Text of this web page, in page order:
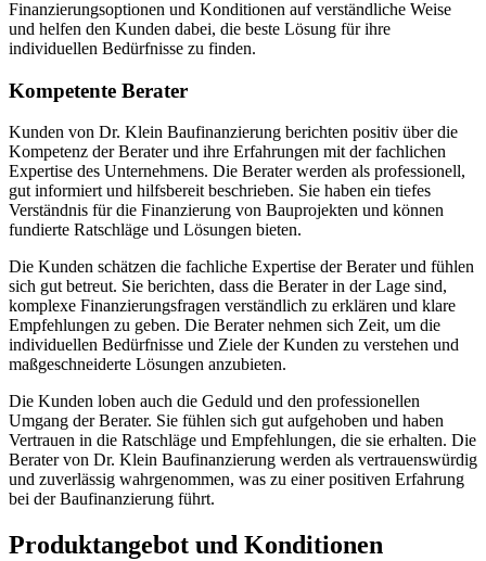
Finanzierungsoptionen und Konditionen auf verständliche Weise
und helfen den Kunden dabei, die beste Lösung für ihre
individuellen Bedürfnisse zu finden.
Kompetente Berater
Kunden von Dr. Klein Baufinanzierung berichten positiv über die
Kompetenz der Berater und ihre Erfahrungen mit der fachlichen
Expertise des Unternehmens. Die Berater werden als professionell,
gut informiert und hilfsbereit beschrieben. Sie haben ein tiefes
Verständnis für die Finanzierung von Bauprojekten und können
fundierte Ratschläge und Lösungen bieten.
Die Kunden schätzen die fachliche Expertise der Berater und fühlen
sich gut betreut. Sie berichten, dass die Berater in der Lage sind,
komplexe Finanzierungsfragen verständlich zu erklären und klare
Empfehlungen zu geben. Die Berater nehmen sich Zeit, um die
individuellen Bedürfnisse und Ziele der Kunden zu verstehen und
maßgeschneiderte Lösungen anzubieten.
Die Kunden loben auch die Geduld und den professionellen
Umgang der Berater. Sie fühlen sich gut aufgehoben und haben
Vertrauen in die Ratschläge und Empfehlungen, die sie erhalten. Die
Berater von Dr. Klein Baufinanzierung werden als vertrauenswürdig
und zuverlässig wahrgenommen, was zu einer positiven Erfahrung
bei der Baufinanzierung führt.
Produktangebot und Konditionen